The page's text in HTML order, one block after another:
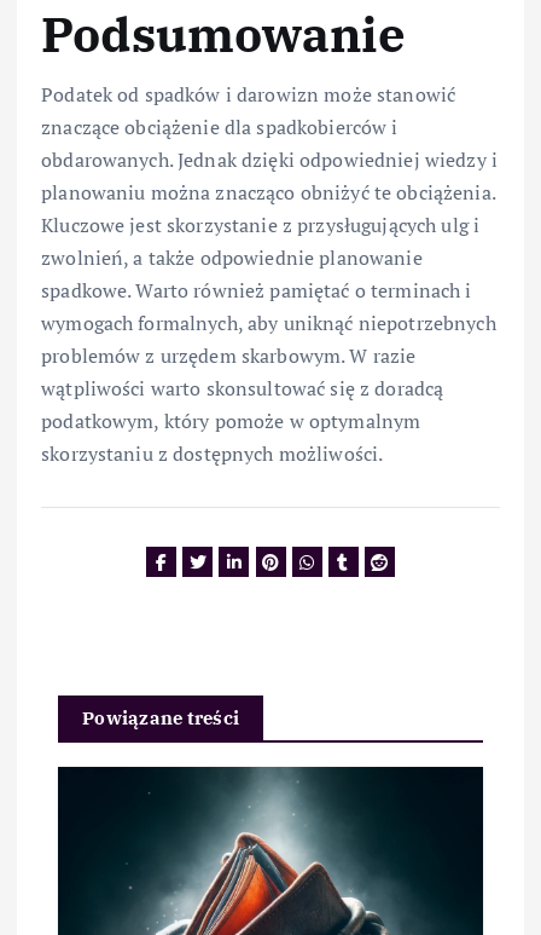
Podsumowanie
Podatek od spadków i darowizn może stanowić
znaczące obciążenie dla spadkobierców i
obdarowanych. Jednak dzięki odpowiedniej wiedzy i
planowaniu można znacząco obniżyć te obciążenia.
Kluczowe jest skorzystanie z przysługujących ulg i
zwolnień, a także odpowiednie planowanie
spadkowe. Warto również pamiętać o terminach i
wymogach formalnych, aby uniknąć niepotrzebnych
problemów z urzędem skarbowym. W razie
wątpliwości warto skonsultować się z doradcą
podatkowym, który pomoże w optymalnym
skorzystaniu z dostępnych możliwości.
Powiązane treści